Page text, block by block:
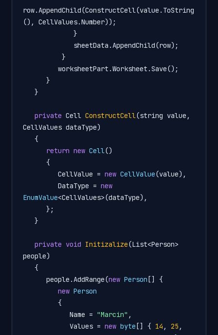
row.AppendChild(ConstructCell(value.ToString
(), CellValues.Number));
private Cell ConstructCell(string value,
CellValues dataType)
return new Cell()
         CellValue =
new CellValue(value),
         DataType =
new
EnumValue<CellValues>(dataType),
private void Initizalize(List<Person>
people)
      people.AddRange(
new Person [] {
new Person
            Name =
"Marcin" ,
            Values =
new byte [] { 14 , 25